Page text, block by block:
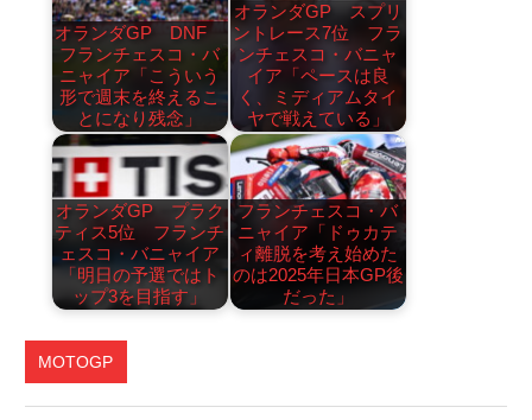
オランダGP DNF
フランチェスコ・バ
ニャイア「こういう
形で週末を終えるこ
とになり残念」
オランダGP スプリ
ントレース7位 フラ
ンチェスコ・バニャ
イア「ペースは良
く、ミディアムタイ
ヤで戦えている」
オランダGP プラク
ティス5位 フランチ
ェスコ・バニャイア
「明日の予選ではト
ップ3を目指す」
フランチェスコ・バ
ニャイア「ドゥカテ
ィ離脱を考え始めた
のは2025年日本GP後
だった」
MOTOGP